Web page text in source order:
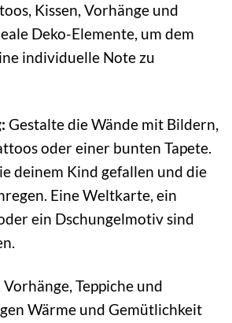
Kissen, Vorhänge und
Deko-Elemente, um dem
individuelle Note zu
Gestalte die Wände mit Bildern,
oder einer bunten Tapete.
deinem Kind gefallen und die
Eine Weltkarte, ein
ein Dschungelmotiv sind
Vorhänge, Teppiche und
Wärme und Gemütlichkeit